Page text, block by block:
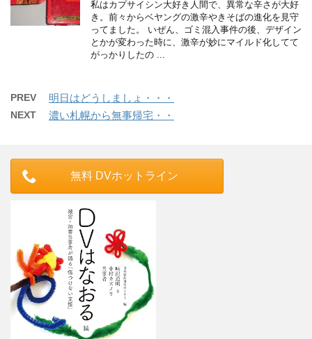
私はカプサイシン大好き人間で、異常な辛さが大好
き。前々からベヤングの激辛やきそばの進化を見守
ってました。 いぜん、ゴミ混入事件の後、デザイン
とかが変わった時に、激辛が妙にマイルド化してて
がっかりしたの ...
PREV 明日はどうしましょ・・・
NEXT 濃い札幌から無事帰宅・・
無料 DVホットライン